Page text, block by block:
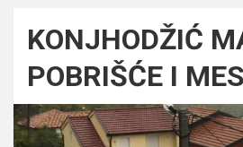
KONJHODŽIĆ
POBRIŠĆE I